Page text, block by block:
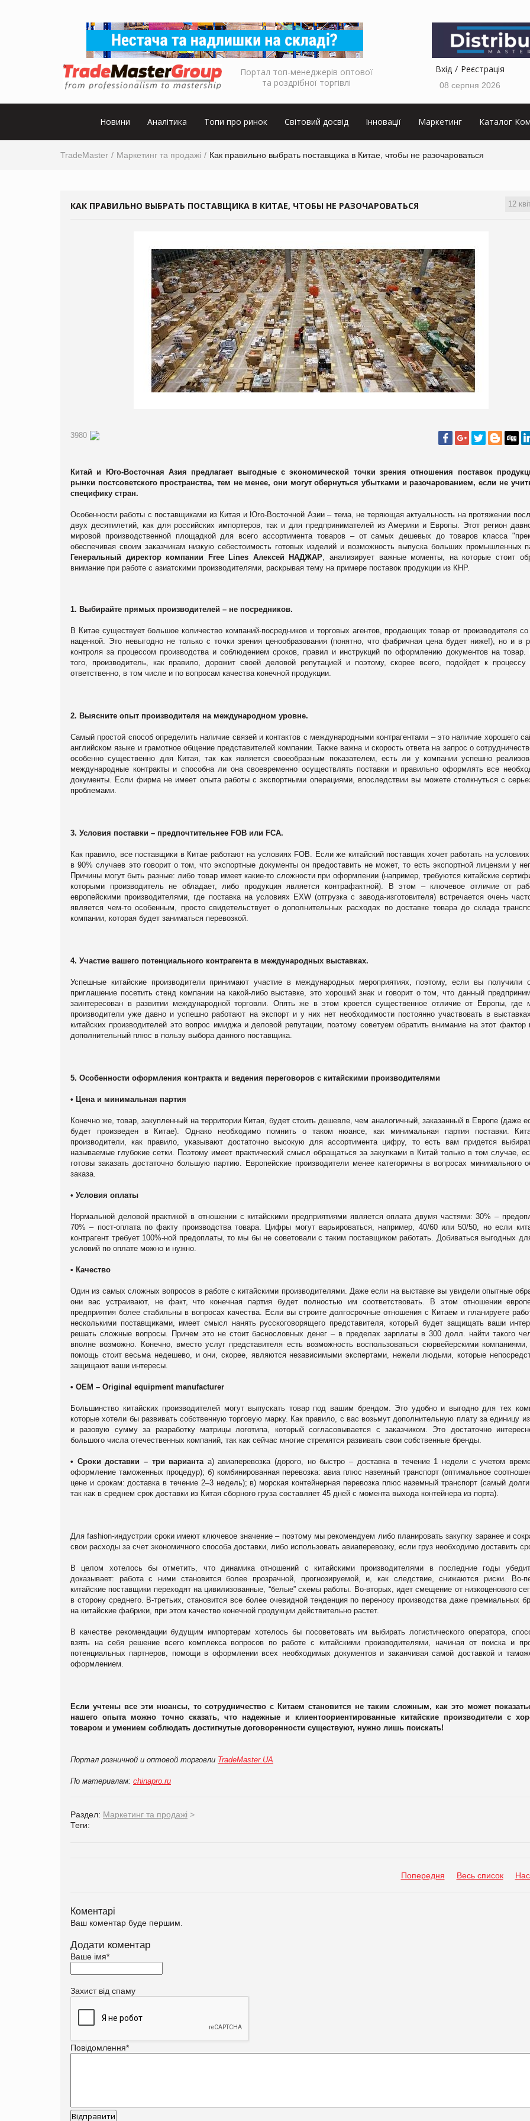
Портал топ-менеджерів оптової
та роздрібної торгівлі
Вхід Реєстрація
08 серпня 2026
Новини Аналітика Топи про ринок Світовий досвід Інновації Маркетинг Каталог
TradeMaster Маркетинг та продажі Как правильно выбрать поставщика в Китае, чтобы не разочароваться
12
КАК ПРАВИЛЬНО ВЫБРАТЬ ПОСТАВЩИКА В КИТАЕ, ЧТОБЫ НЕ РАЗОЧАРОВАТЬСЯ
3980
Китай и Юго-Восточная Азия предлагает выгодные с экономической точки зрения отношения поставок
рынки постсоветского пространства, тем не менее, они могут обернуться убытками и разочарованием, если не
специфику стран.
Особенности работы с поставщиками из Китая и Юго-Восточной Азии – тема, не теряющая актуальность на протяжении
двух десятилетий, как для российских импортеров, так и для предпринимателей из Америки и Европы. Этот регион
мировой производственной площадкой для всего ассортимента товаров – от самых дешевых до товаров класса
обеспечивая своим заказчикам низкую себестоимость готовых изделий и возможность выпуска больших промышленных
Генеральный директор компании Free Lines Алексей НАДЖАР , анализирует важные моменты, на которые стоит
внимание при работе с азиатскими производителями, раскрывая тему на примере поставок продукции из КНР.
1. Выбирайте прямых производителей – не посредников.
В Китае существует большое количество компаний-посредников и торговых агентов, продающих товар от производителя со
наценкой. Это невыгодно не только с точки зрения ценообразования (понятно, что фабричная цена будет ниже!), но и в
контроля за процессом производства и соблюдением сроков, правил и инструкций по оформлению документов на товар.
того, производитель, как правило, дорожит своей деловой репутацией и поэтому, скорее всего, подойдет к процессу
ответственно, в том числе и по вопросам качества конечной продукции.
2. Выясните опыт производителя на международном уровне.
Самый простой способ определить наличие связей и контактов с международными контрагентами – это наличие хорошего
английском языке и грамотное общение представителей компании. Также важна и скорость ответа на запрос о
особенно существенно для Китая, так как является своеобразным показателем, есть ли у компании успешно
международные контракты и способна ли она своевременно осуществлять поставки и правильно оформлять все
документы. Если фирма не имеет опыта работы с экспортными операциями, впоследствии вы можете столкнуться с
проблемами.
3. Условия поставки – предпочтительнее FOB или FCA.
Как правило, все поставщики в Китае работают на условиях FOB. Если же китайский поставщик хочет работать на
в 90% случаев это говорит о том, что экспортные документы он предоставить не может, то есть экспортной лицензии у
Причины могут быть разные: либо товар имеет какие-то сложности при оформлении (например, требуются китайские
которыми производитель не обладает, либо продукция является контрафактной). В этом – ключевое отличие от
европейскими производителями, где поставка на условиях EXW (отгрузка с завода-изготовителя) встречается очень
является чем-то особенным, просто свидетельствует о дополнительных расходах по доставке товара до склада
компании, которая будет заниматься перевозкой.
4. Участие вашего потенциального контрагента в международных выставках.
Успешные китайские производители принимают участие в международных мероприятиях, поэтому, если вы получили
приглашение посетить стенд компании на какой-либо выставке, это хороший знак и говорит о том, что данный
заинтересован в развитии международной торговли. Опять же в этом кроется существенное отличие от Европы, где
производители уже давно и успешно работают на экспорт и у них нет необходимости постоянно участвовать в
китайских производителей это вопрос имиджа и деловой репутации, поэтому советуем обратить внимание на этот фактор
дополнительный плюс в пользу выбора данного поставщика.
5. Особенности оформления контракта и ведения переговоров с китайскими производителями
• Цена и минимальная партия
Конечно же, товар, закупленный на территории Китая, будет стоить дешевле, чем аналогичный, заказанный в Европе (даже
будет произведен в Китае). Однако необходимо помнить о таком нюансе, как минимальная партия поставки.
производители, как правило, указывают достаточно высокую для ассортимента цифру, то есть вам придется
называемые глубокие сетки. Поэтому имеет практический смысл обращаться за закупками в Китай только в том случае,
готовы заказать достаточно большую партию. Европейские производители менее категоричны в вопросах минимального
заказа.
• Условия оплаты
Нормальной деловой практикой в отношении с китайскими предприятиями является оплата двумя частями: 30% –
70% – пост-оплата по факту производства товара. Цифры могут варьироваться, например, 40/60 или 50/50, но если
контрагент требует 100%-ной предоплаты, то мы бы не советовали с таким поставщиком работать. Добиваться выгодных
условий по оплате можно и нужно.
• Качество
Один из самых сложных вопросов в работе с китайскими производителями. Даже если на выставке вы увидели опытные
они вас устраивают, не факт, что конечная партия будет полностью им соответствовать. В этом отношении
предприятия более стабильны в вопросах качества. Если вы строите долгосрочные отношения с Китаем и планируете
несколькими поставщиками, имеет смысл нанять русскоговорящего представителя, который будет защищать ваши
решать сложные вопросы. Причем это не стоит баснословных денег – в пределах зарплаты в 300 долл. найти такого
вполне возможно. Конечно, вместо услуг представителя есть возможность воспользоваться сюрвейерскими
помощь стоит весьма недешево, и они, скорее, являются независимыми экспертами, нежели людьми, которые
защищают ваши интересы.
• OEM – Original equipment manufacturer
Большинство китайских производителей могут выпускать товар под вашим брендом. Это удобно и выгодно для тех
которые хотели бы развивать собственную торговую марку. Как правило, с вас возьмут дополнительную плату за единицу
и разовую сумму за разработку матрицы логотипа, который согласовывается с заказчиком. Это достаточно
большого числа отечественных компаний, так как сейчас многие стремятся развивать свои собственные бренды.
• Сроки доставки – три варианта а) авиаперевозка (дорого, но быстро – доставка в течение 1 недели с учетом
оформление таможенных процедур); б) комбинированная перевозка: авиа плюс наземный транспорт (оптимальное
цене и срокам: доставка в течение 2–3 недель); в) морская контейнерная перевозка плюс наземный транспорт (самый
так как в среднем срок доставки из Китая сборного груза составляет 45 дней с момента выхода контейнера из порта).
Для fashion-индустрии сроки имеют ключевое значение – поэтому мы рекомендуем либо планировать закупку заранее и
свои расходы за счет экономичного способа доставки, либо использовать авиаперевозку, если груз необходимо доставить
В целом хотелось бы отметить, что динамика отношений с китайскими производителями в последние годы
доказывает: работа с ними становится более прозрачной, прогнозируемой, и, как следствие, снижаются риски. Во-
китайские поставщики переходят на цивилизованные, “белые” схемы работы. Во-вторых, идет смещение от низкоценового
в сторону среднего. В-третьих, становится все более очевидной тенденция по переносу производства даже премиальных
на китайские фабрики, при этом качество конечной продукции действительно растет.
В качестве рекомендации будущим импортерам хотелось бы посоветовать им выбирать логистического оператора,
взять на себя решение всего комплекса вопросов по работе с китайскими производителями, начиная от поиска и
потенциальных партнеров, помощи в оформлении всех необходимых документов и заканчивая самой доставкой и
оформлением.
Если учтены все эти нюансы, то сотрудничество с Китаем становится не таким сложным, как это может
нашего опыта можно точно сказать, что надежные и клиентоориентированные китайские производители с
товаром и умением соблюдать достигнутые договоренности существуют, нужно лишь поискать!
Портал розничной и оптовой торговли TradeMaster.UA
По материалам: chinapro.ru
Раздел: Маркетинг та продажі >
Теги:
Попередня Весь список
Коментарі
Ваш коментар буде першим.
Додати коментар
Ваше імя*
Захист від спаму
Повідомлення*